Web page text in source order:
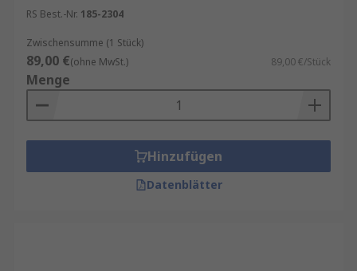
RS Best.-Nr. 185-2304
Zwischensumme (1 Stück)
89,00 €(ohne MwSt.) 89,00 €/Stück
Menge
Hinzufügen
Datenblätter